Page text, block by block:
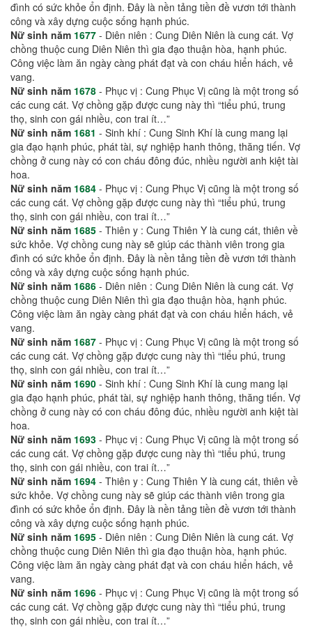
đình có sức khỏe ổn định. Đây là nền tảng tiền đề vươn tới thành
công và xây dựng cuộc sống hạnh phúc.
Nữ sinh năm 1677 - Diên niên : Cung Diên Niên là cung cát. Vợ
chồng thuộc cung Diên Niên thì gia đạo thuận hòa, hạnh phúc.
Công việc làm ăn ngày càng phát đạt và con cháu hiển hách, vẻ
vang.
Nữ sinh năm 1678 - Phục vị : Cung Phục Vị cũng là một trong số
các cung cát. Vợ chồng gặp được cung này thì “tiểu phú, trung
thọ, sinh con gái nhiều, con trai ít…”
Nữ sinh năm 1681 - Sinh khí : Cung Sinh Khí là cung mang lại
gia đạo hạnh phúc, phát tài, sự nghiệp hanh thông, thăng tiến. Vợ
chồng ở cung này có con cháu đông đúc, nhiều người anh kiệt tài
hoa.
Nữ sinh năm 1684 - Phục vị : Cung Phục Vị cũng là một trong số
các cung cát. Vợ chồng gặp được cung này thì “tiểu phú, trung
thọ, sinh con gái nhiều, con trai ít…”
Nữ sinh năm 1685 - Thiên y : Cung Thiên Y là cung cát, thiên về
sức khỏe. Vợ chồng cung này sẽ giúp các thành viên trong gia
đình có sức khỏe ổn định. Đây là nền tảng tiền đề vươn tới thành
công và xây dựng cuộc sống hạnh phúc.
Nữ sinh năm 1686 - Diên niên : Cung Diên Niên là cung cát. Vợ
chồng thuộc cung Diên Niên thì gia đạo thuận hòa, hạnh phúc.
Công việc làm ăn ngày càng phát đạt và con cháu hiển hách, vẻ
vang.
Nữ sinh năm 1687 - Phục vị : Cung Phục Vị cũng là một trong số
các cung cát. Vợ chồng gặp được cung này thì “tiểu phú, trung
thọ, sinh con gái nhiều, con trai ít…”
Nữ sinh năm 1690 - Sinh khí : Cung Sinh Khí là cung mang lại
gia đạo hạnh phúc, phát tài, sự nghiệp hanh thông, thăng tiến. Vợ
chồng ở cung này có con cháu đông đúc, nhiều người anh kiệt tài
hoa.
Nữ sinh năm 1693 - Phục vị : Cung Phục Vị cũng là một trong số
các cung cát. Vợ chồng gặp được cung này thì “tiểu phú, trung
thọ, sinh con gái nhiều, con trai ít…”
Nữ sinh năm 1694 - Thiên y : Cung Thiên Y là cung cát, thiên về
sức khỏe. Vợ chồng cung này sẽ giúp các thành viên trong gia
đình có sức khỏe ổn định. Đây là nền tảng tiền đề vươn tới thành
công và xây dựng cuộc sống hạnh phúc.
Nữ sinh năm 1695 - Diên niên : Cung Diên Niên là cung cát. Vợ
chồng thuộc cung Diên Niên thì gia đạo thuận hòa, hạnh phúc.
Công việc làm ăn ngày càng phát đạt và con cháu hiển hách, vẻ
vang.
Nữ sinh năm 1696 - Phục vị : Cung Phục Vị cũng là một trong số
các cung cát. Vợ chồng gặp được cung này thì “tiểu phú, trung
thọ, sinh con gái nhiều, con trai ít…”